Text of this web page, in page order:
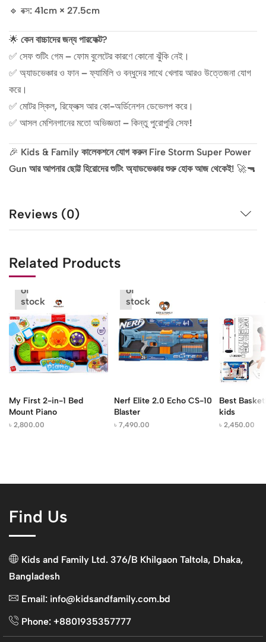
🔹 বক্স: 41cm × 27.5cm
🌟 কেন বাচ্চাদের জন্য পারফেক্ট?
✅ সেফ শুটিং গেম – ফোম বুলেটের কারণে কোনো ঝুঁকি নেই।
✅ অ্যাডভেঞ্চার ও ফান – ফ্যামিলি ও বন্ধুদের সাথে খেলায় আরও উত্তেজনা যোগ
করে।
✅ মোটর স্কিল, রিফ্লেক্স আর কো-অর্ডিনেশন ডেভেলপ করে।
✅ আসল মেশিনগানের মতো অভিজ্ঞতা – কিন্তু পুরোপুরি সেফ!
🎉 Kids & Family কালেকশনে যোগ করুন Fire Storm Super Power
Gun আর আপনার ছোট্ট হিরোদের শুটিং অ্যাডভেঞ্চার শুরু হোক আজ থেকেই! 🚀🔫
Reviews (0)
Related Products
Out
of
stock
My First 2-in-1 Bed
Mount Piano
৳ 2,800.00
of
stock
Nerf Elite 2.0 Echo CS-10
Blaster
৳7,490.00
Best
kids
৳2,450.00
Find Us
Kids and Family Ltd. 376/B Khilgaon Taltola, Dhaka,
Bangladesh
Email: info@kidsandfamily.com.bd
Phone: +8801935357777